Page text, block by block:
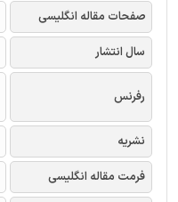
صفحات مقاله انگلیسی
سال انتشار
رفرنس
نشریه
فرمت مقاله انگلیسی